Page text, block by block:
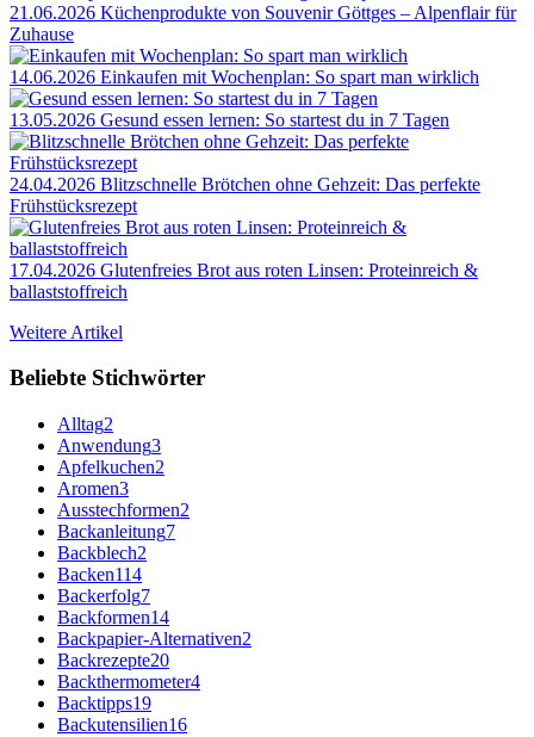
21.06.2026 Küchenprodukte von Souvenir Göttges – Alpenflair für
Zuhause
14.06.2026 Einkaufen mit Wochenplan: So spart man wirklich
13.05.2026 Gesund essen lernen: So startest du in 7 Tagen
24.04.2026 Blitzschnelle Brötchen ohne Gehzeit: Das perfekte
Frühstücksrezept
17.04.2026 Glutenfreies Brot aus roten Linsen: Proteinreich &
ballaststoffreich
Weitere Artikel
Beliebte Stichwörter
Alltag2
Anwendung3
Apfelkuchen2
Aromen3
Ausstechformen2
Backanleitung7
Backblech2
Backen114
Backerfolg7
Backformen14
Backpapier-Alternativen2
Backrezepte20
Backthermometer4
Backtipps19
Backutensilien16